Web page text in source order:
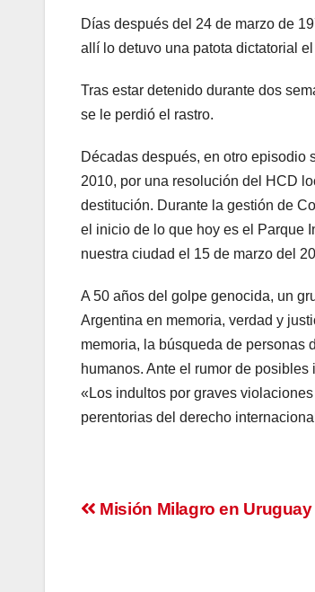
Días después del 24 de marzo de
allí lo detuvo una patota dictatorial
Tras estar detenido durante dos
se le perdió el rastro.
Décadas después, en otro episodio
2010, por una resolución del HCD
destitución. Durante la gestión de
el inicio de lo que hoy es el Parque
nuestra ciudad el 15 de marzo del
A 50 años del golpe genocida, un
Argentina en memoria, verdad y
memoria, la búsqueda de personas
humanos. Ante el rumor de
«Los indultos por graves
perentorias del derecho
Navegación
Misión Milagro en Uruguay